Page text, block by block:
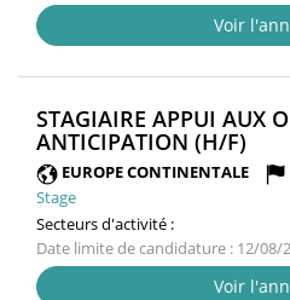
Voir
STAGIAIRE APPUI AUX
ANTICIPATION (H/F)
EUROPE CONTINENTALE
Stage
Secteurs d'activité :
Date limite de candidature : 12/08/
Voir